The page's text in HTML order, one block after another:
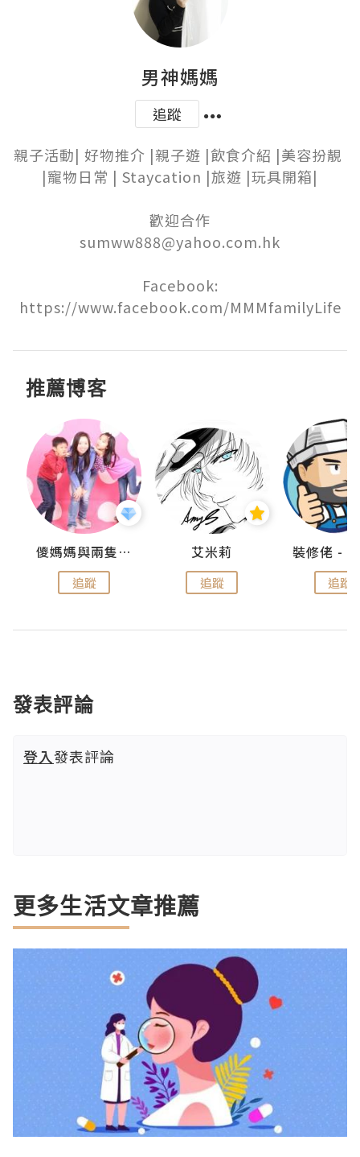
男神媽媽
追蹤
親子活動| 好物推介 |親子遊 |飲食介紹 |美容扮靚
|寵物日常 | Staycation |旅遊 |玩具開箱|
歡迎合作
sumww888@yahoo.com.hk
Facebook:
https://www.facebook.com/MMMfamilyLife
推薦博客
儍媽媽與兩隻小魔怪之家
追蹤
艾米莉
追蹤 追蹤
發表評論
登入發表評論
更多生活文章推薦